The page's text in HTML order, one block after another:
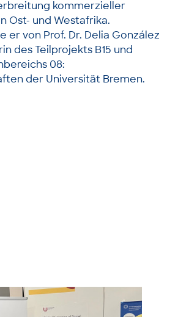
kommerzieller
Ost- und Westafrika.
er von Prof. Dr. Delia González
des Teilprojekts B15 und
08:
der Universität Bremen.